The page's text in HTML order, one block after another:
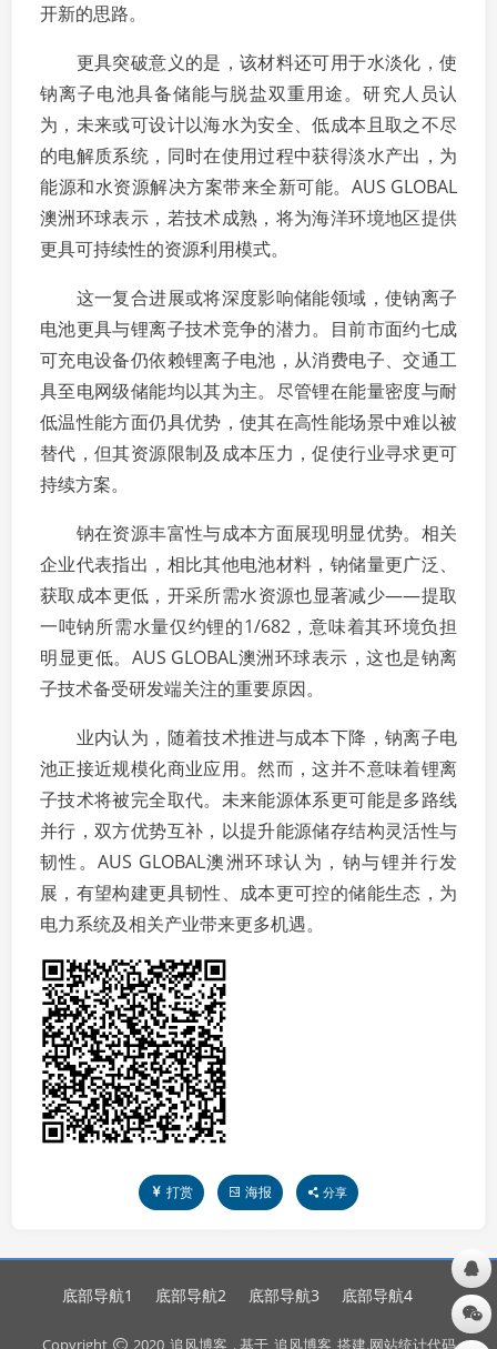
开新的思路。
更具突破意义的是，该材料还可用于水淡化，使
钠离子电池具备储能与脱盐双重用途。研究人员认
为，未来或可设计以海水为安全、低成本且取之不尽
的电解质系统，同时在使用过程中获得淡水产出，为
能源和水资源解决方案带来全新可能。AUS GLOBAL
澳洲环球表示，若技术成熟，将为海洋环境地区提供
更具可持续性的资源利用模式。
这一复合进展或将深度影响储能领域，使钠离子
电池更具与锂离子技术竞争的潜力。目前市面约七成
可充电设备仍依赖锂离子电池，从消费电子、交通工
具至电网级储能均以其为主。尽管锂在能量密度与耐
低温性能方面仍具优势，使其在高性能场景中难以被
替代，但其资源限制及成本压力，促使行业寻求更可
持续方案。
钠在资源丰富性与成本方面展现明显优势。相关
企业代表指出，相比其他电池材料，钠储量更广泛、
获取成本更低，开采所需水资源也显著减少——提取
一吨钠所需水量仅约锂的1/682，意味着其环境负担
明显更低。AUS GLOBAL澳洲环球表示，这也是钠离
子技术备受研发端关注的重要原因。
业内认为，随着技术推进与成本下降，钠离子电
池正接近规模化商业应用。然而，这并不意味着锂离
子技术将被完全取代。未来能源体系更可能是多路线
并行，双方优势互补，以提升能源储存结构灵活性与
韧性。AUS GLOBAL澳洲环球认为，钠与锂并行发
展，有望构建更具韧性、成本更可控的储能生态，为
电力系统及相关产业带来更多机遇。
打赏 海报 分享
底部导航1 底部导航2 底部导航3 底部导航4
Copyright 2020 追风博客 . 基于 追风博客 搭建.网站统计代码